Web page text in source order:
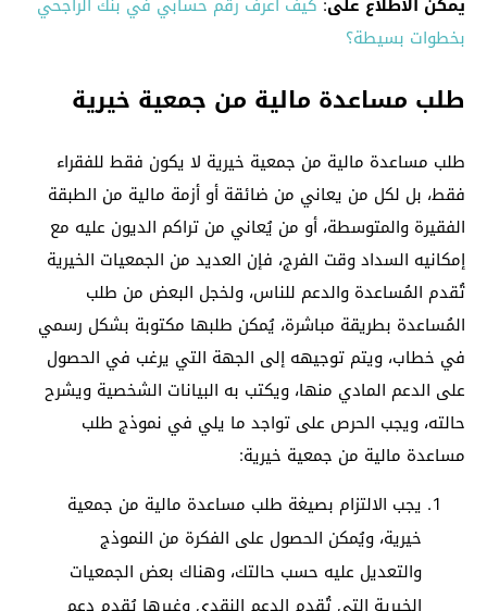
بخطوات بسيطة؟
طلب مساعدة مالية من جمعية خيرية
طلب مساعدة مالية من جمعية خيرية لا يكون فقط للفقراء
فقط، بل لكل من يعاني من ضائقة أو أزمة مالية من الطبقة
الفقيرة والمتوسطة، أو من يُعاني من تراكم الديون عليه مع
إمكانيه السداد وقت الفرج، فإن العديد من الجمعيات الخيرية
تُقدم المُساعدة والدعم للناس، ولخجل البعض من طلب
المُساعدة بطريقة مباشرة، يُمكن طلبها مكتوبة بشكل رسمي
في خطاب، ويتم توجيهه إلى الجهة التي يرغب في الحصول
على الدعم المادي منها، ويكتب به البيانات الشخصية ويشرح
حالته، ويجب الحرص على تواجد ما يلي في نموذج طلب
مساعدة مالية من جمعية خيرية:
يجب الالتزام بصيغة طلب مساعدة مالية من جمعية
خيرية، ويُمكن الحصول على الفكرة من النموذج
والتعديل عليه حسب حالتك، وهناك بعض الجمعيات